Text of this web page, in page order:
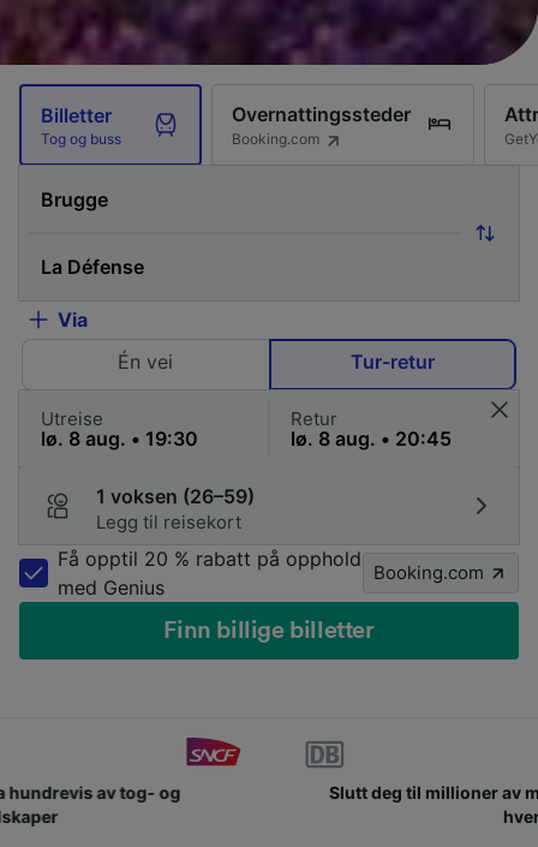
Billetter
Tog og buss
Overnattingssteder
Booking.com
Via
Én vei
Tur-retur
Utreise Retur
1 voksen (26–59)
Legg til reisekort
Få opptil 20 % rabatt på opphold
med Genius
Booking.com
Finn billige billetter
Slutt deg til millioner av mennesker som bruker oss